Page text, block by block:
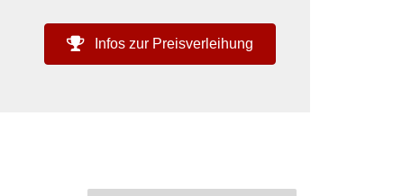
Infos zur Preisverleihung